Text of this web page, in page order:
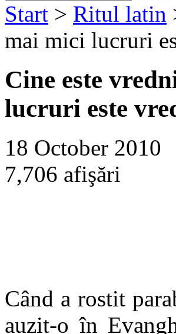
Start > Ritul latin
mai mici lucruri
Cine este
lucruri este
18 October 2010
7,706 afişări
Când a rostit
auzit-o în